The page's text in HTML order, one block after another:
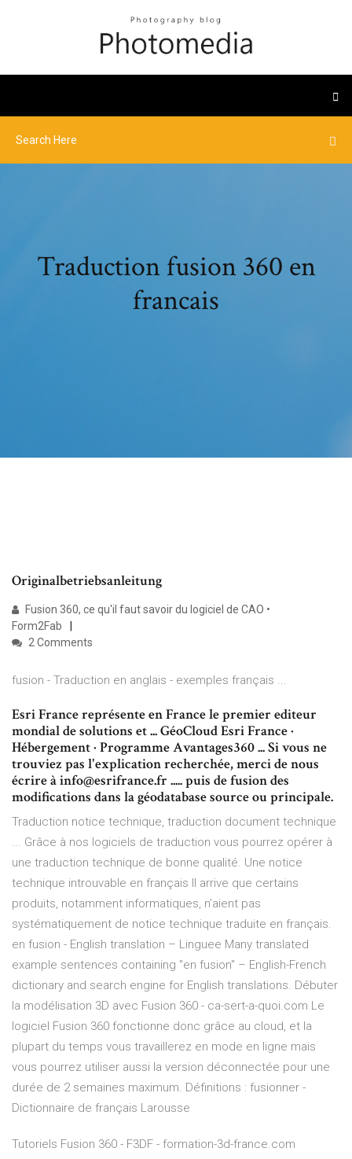
Traduction fusion 360 en
francais
Originalbetriebsanleitung
Fusion 360, ce qu'il faut savoir du logiciel de CAO •
Form2Fab
2 Comments
fusion - Traduction en anglais - exemples français ...
Esri France représente en France le premier editeur
mondial de solutions et ... GéoCloud Esri France ·
Hébergement · Programme Avantages360 ... Si vous ne
trouviez pas l'explication recherchée, merci de nous
écrire à info@esrifrance.fr ..... puis de fusion des
modifications dans la géodatabase source ou principale.
Traduction notice technique, traduction document technique
... Grâce à nos logiciels de traduction vous pourrez opérer à
une traduction technique de bonne qualité. Une notice
technique introuvable en français Il arrive que certains
produits, notamment informatiques, n’aient pas
systématiquement de notice technique traduite en français.
en fusion - English translation – Linguee Many translated
example sentences containing "en fusion" – English-French
dictionary and search engine for English translations. Débuter
la modélisation 3D avec Fusion 360 - ca-sert-a-quoi.com Le
logiciel Fusion 360 fonctionne donc grâce au cloud, et la
plupart du temps vous travaillerez en mode en ligne mais
vous pourrez utiliser aussi la version déconnectée pour une
durée de 2 semaines maximum. Définitions : fusionner -
Dictionnaire de français Larousse
Tutoriels Fusion 360 - F3DF - formation-3d-france.com